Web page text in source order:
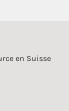
en Suisse